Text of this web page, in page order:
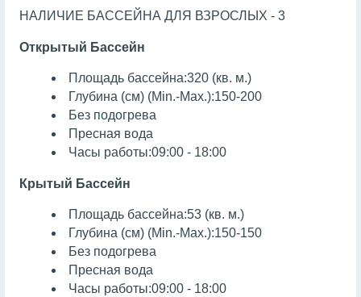
НАЛИЧИЕ БАССЕЙНА ДЛЯ ВЗРОСЛЫХ - 3
Открытый Бассейн
Площадь бассейна:320 (кв. м.)
Глубина (см) (Min.-Max.):150-200
Без подогрева
Пресная вода
Часы работы:09:00 - 18:00
Крытый Бассейн
Площадь бассейна:53 (кв. м.)
Глубина (см) (Min.-Max.):150-150
Без подогрева
Пресная вода
Часы работы:09:00 - 18:00